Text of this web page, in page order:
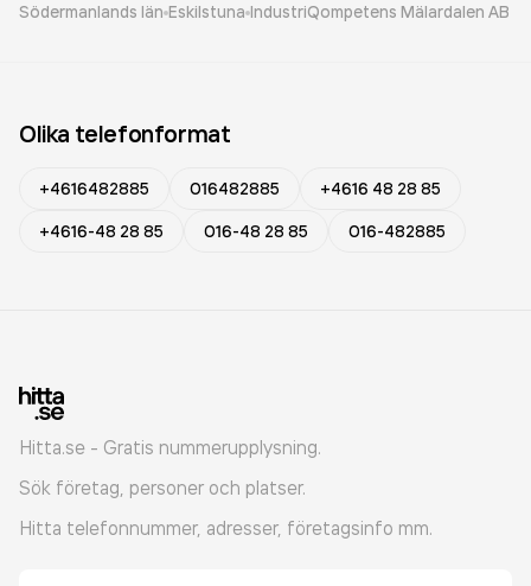
Södermanlands län Eskilstuna IndustriQompetens Mälardalen AB
Olika telefonformat
+4616482885 016482885
+4616 48 28 85
+4616-48 28 85
016-48 28 85 016-482885
Hitta.se - Gratis nummerupplysning.
Sök företag, personer och platser.
Hitta telefonnummer, adresser, företagsinfo mm.